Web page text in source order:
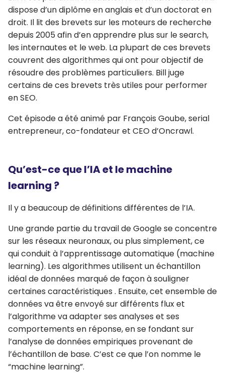
dispose d’un diplôme en anglais et d’un doctorat en
droit. Il lit des brevets sur les moteurs de recherche
depuis 2005 afin d’en apprendre plus sur le search,
les internautes et le web. La plupart de ces brevets
couvrent des algorithmes qui ont pour objectif de
résoudre des problèmes particuliers. Bill juge
certains de ces brevets très utiles pour performer
en SEO.
Cet épisode a été animé par François Goube, serial
entrepreneur, co-fondateur et CEO d’Oncrawl.
Qu’est-ce que l’IA et le machine
learning ?
Il y a beaucoup de définitions différentes de l’IA.
Une grande partie du travail de Google se concentre
sur les réseaux neuronaux, ou plus simplement, ce
qui conduit à l’apprentissage automatique (machine
learning). Les algorithmes utilisent un échantillon
idéal de données marqué de façon à souligner
certaines caractéristiques . Ensuite, cet ensemble de
données va être envoyé sur différents flux et
l’algorithme va adapter ses analyses et ses
comportements en réponse, en se fondant sur
l’analyse de données empiriques provenant de
l’échantillon de base. C’est ce que l’on nomme le
“machine learning”.